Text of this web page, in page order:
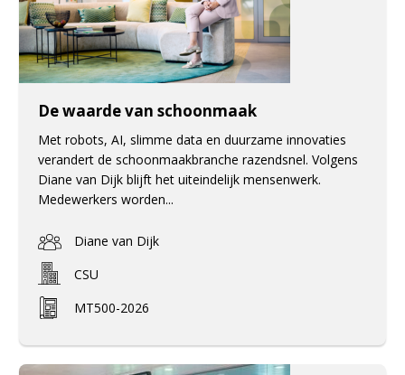
De waarde van schoonmaak
Met robots, AI, slimme data en duurzame innovaties
verandert de schoonmaakbranche razendsnel. Volgens
Diane van Dijk blijft het uiteindelijk mensenwerk.
Medewerkers worden...
Diane van Dijk
CSU
MT500-2026